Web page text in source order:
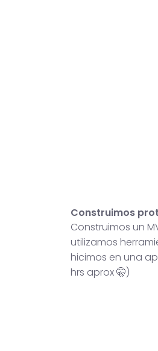
Construimos
Construimos un
utilizamos
hicimos en una
hrs aprox 🤫)